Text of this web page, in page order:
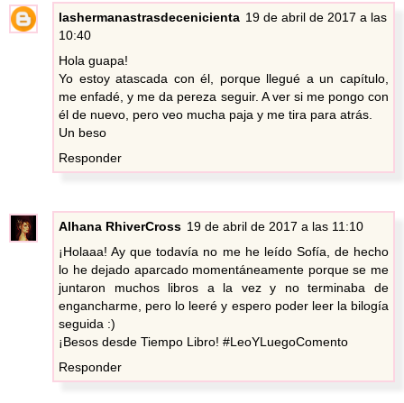
lashermanastrasdecenicienta 19 de abril de 2017 a las
10:40
Hola guapa!
Yo estoy atascada con él, porque llegué a un capítulo,
me enfadé, y me da pereza seguir. A ver si me pongo con
él de nuevo, pero veo mucha paja y me tira para atrás.
Un beso
Responder
Alhana RhiverCross 19 de abril de 2017 a las 11:10
¡Holaaa! Ay que todavía no me he leído Sofía, de hecho
lo he dejado aparcado momentáneamente porque se me
juntaron muchos libros a la vez y no terminaba de
engancharme, pero lo leeré y espero poder leer la bilogía
seguida :)
¡Besos desde Tiempo Libro! #LeoYLuegoComento
Responder